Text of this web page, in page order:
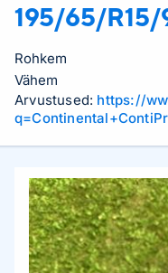
195/65/R15/
Rohkem
Vähem
Arvustused: https://